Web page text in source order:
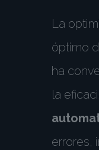
La
óptimo
ha
la
errores,